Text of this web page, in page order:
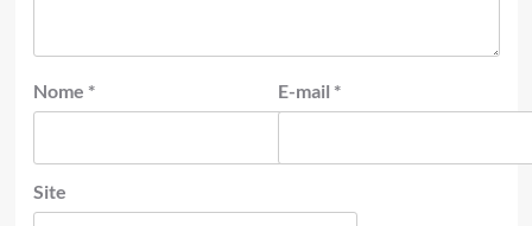
Nome * E-mail *
Site